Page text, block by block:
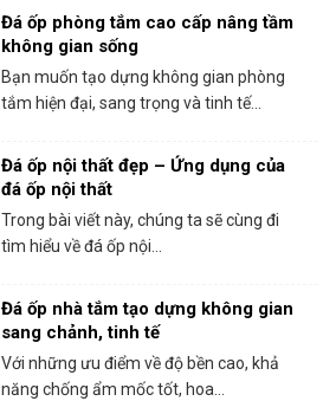
Đá ốp phòng tắm cao cấp nâng tầm
không gian sống
Bạn muốn tạo dựng không gian phòng
tắm hiện đại, sang trọng và tinh tế...
Đá ốp nội thất đẹp – Ứng dụng của
đá ốp nội thất
Trong bài viết này, chúng ta sẽ cùng đi
tìm hiểu về đá ốp nội...
Đá ốp nhà tắm tạo dựng không gian
sang chảnh, tinh tế
Với những ưu điểm về độ bền cao, khả
năng chống ẩm mốc tốt, hoa...